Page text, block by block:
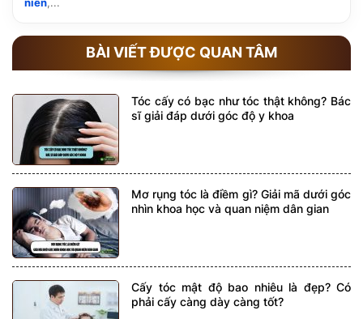
BÀI VIẾT ĐƯỢC QUAN TÂM
Tóc cấy có bạc như tóc thật không? Bác
sĩ giải đáp dưới góc độ y khoa
Mơ rụng tóc là điềm gì? Giải mã dưới góc
nhìn khoa học và quan niệm dân gian
Cấy tóc mật độ bao nhiêu là đẹp? Có
phải cấy càng dày càng tốt?